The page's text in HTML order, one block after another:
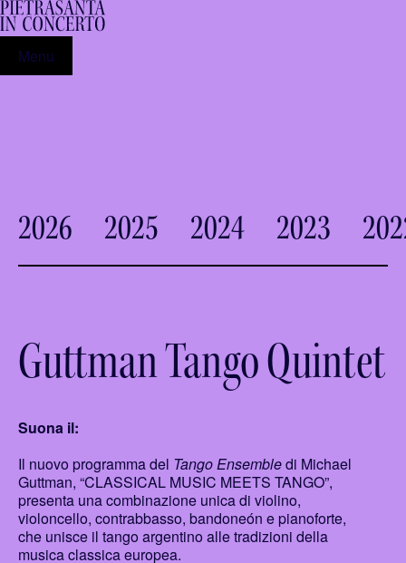
Menu
2026 2025 2024 2023
Guttman Tango Quintet
Suona il:
Il nuovo programma del Tango Ensembledi Michael
Guttman, “CLASSICAL MUSIC MEETS TANGO”,
presenta una combinazione unica di violino,
violoncello, contrabbasso, bandoneón e pianoforte,
che unisce il tango argentino alle tradizioni della
musica classica europea.